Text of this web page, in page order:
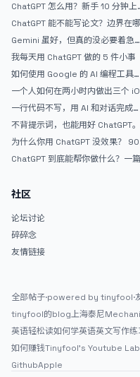
ChatGPT 怎么用？新手 10 分钟上
ChatGPT 能不能写论文？边界在哪
Gemini 虽好，但真的没必要着急放
弃 ChatGPT
我每天用 ChatGPT 做的 5 件小事
如何使用 Google 的 AI 编程工具
AntiGravity：独立开发者的新时代
武器
一个人如何在两小时内做出三个
APP？｜AntiGravity + Gemini 3 实
战完整记录
一行代码不写，用 AI 和对话完成一
个完整网站：《图书天堂》实战记录
不背提示词，也能用好 ChatGPT。
一个万能提问模板
为什么你用 ChatGPT 没效果？ 90%
的人第一步就问错了
ChatGPT 到底能帮你做什么？一篇
社区
论坛讨论
碎碎念
友情链接
全部帖子·powered by tinyfool·
tinyfool的blog上海泰尼
英语轻松读如何学英语英文写作练
如何赚钱Tinyfool's Youtube Lab
GithubApple